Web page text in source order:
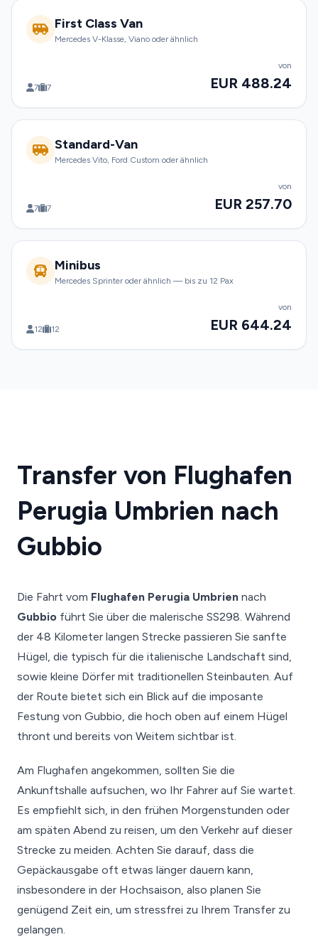
First Class Van
Mercedes V-Klasse, Viano oder ähnlich
7 7
von
EUR 488.24
Standard-Van
Mercedes Vito, Ford Custom oder ähnlich
7 7
von
EUR 257.70
Minibus
Mercedes Sprinter oder ähnlich — bis zu 12 Pax
12 12
von
EUR 644.24
Transfer von Flughafen
Perugia Umbrien nach
Gubbio
Die Fahrt vom Flughafen Perugia Umbrien nach
Gubbio führt Sie über die malerische SS298. Während
der 48 Kilometer langen Strecke passieren Sie sanfte
Hügel, die typisch für die italienische Landschaft sind,
sowie kleine Dörfer mit traditionellen Steinbauten. Auf
der Route bietet sich ein Blick auf die imposante
Festung von Gubbio, die hoch oben auf einem Hügel
thront und bereits von Weitem sichtbar ist.
Am Flughafen angekommen, sollten Sie die
Ankunftshalle aufsuchen, wo Ihr Fahrer auf Sie wartet.
Es empfiehlt sich, in den frühen Morgenstunden oder
am späten Abend zu reisen, um den Verkehr auf dieser
Strecke zu meiden. Achten Sie darauf, dass die
Gepäckausgabe oft etwas länger dauern kann,
insbesondere in der Hochsaison, also planen Sie
genügend Zeit ein, um stressfrei zu Ihrem Transfer zu
gelangen.